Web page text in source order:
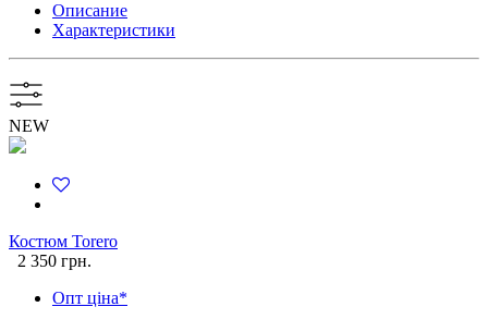
Описание
Характеристики
NEW
Костюм Torero
2 350 грн.
Опт ціна*